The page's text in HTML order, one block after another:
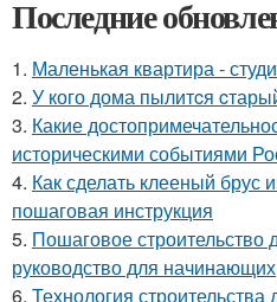
Последние
1. Маленькая квартира -
2. У кого дома пылитcя
3. Какие
историческими событиями
4. Как сделать клееный
пошаговая инструкция
5. Пошаговое строительство
руководство для начинающих
6. Технология